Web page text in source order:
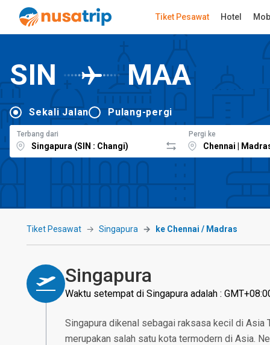
Tiket Pesawat Hotel
SIN MAA
Sekali Jalan Pulang-pergi
Terbang dari Pergi ke
Tiket Pesawat Singapura ke Chennai / Madras
Singapura
Waktu setempat di Singapura adalah :
Singapura dikenal sebagai raksasa kecil di Asia
merupakan salah satu kota termodern di Asia.